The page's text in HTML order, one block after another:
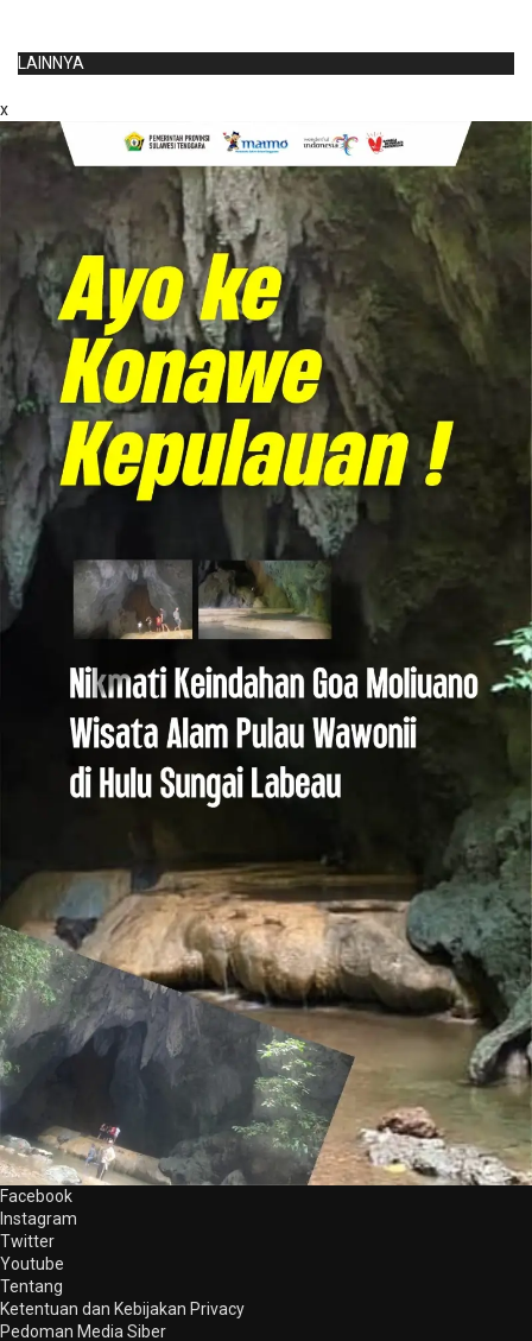
LAINNYA
x
Facebook
Instagram
Twitter
Youtube
Tentang
Ketentuan dan Kebijakan Privacy
Pedoman Media Siber